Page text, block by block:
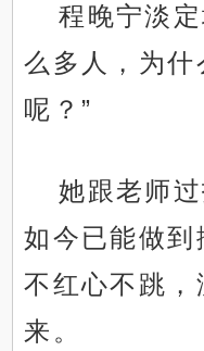
程晚宁淡
么多人，为什
呢？”
她跟老师
如今已能做到
不红心不跳，
来。